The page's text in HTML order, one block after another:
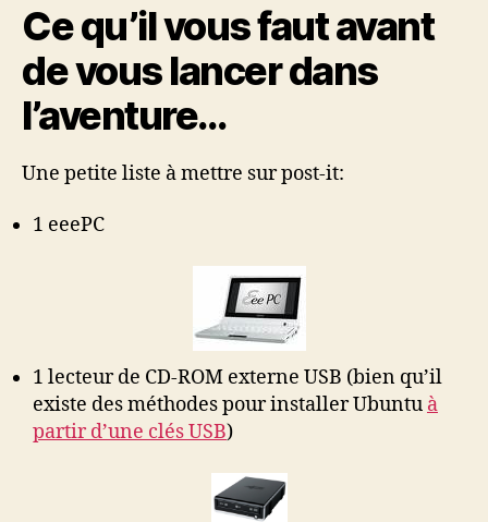
Ce qu’il vous faut avant
de vous lancer dans
l’aventure…
Une petite liste à mettre sur post-it:
1 eeePC
1 lecteur de CD-ROM externe USB (bien qu’il
existe des méthodes pour installer Ubuntu à
partir d’une clés USB)